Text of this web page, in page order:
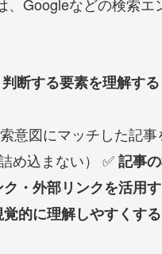
断する要素を理解する
索意図にマッチした記
め込まない） ✅記事
・外部リンクを活用
的に理解しやすくする